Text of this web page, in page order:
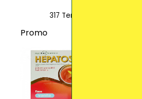
317 Terjual
Promo